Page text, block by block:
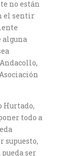
no están
el sentir
alguna
Hurtado,
todo a
supuesto,
ser